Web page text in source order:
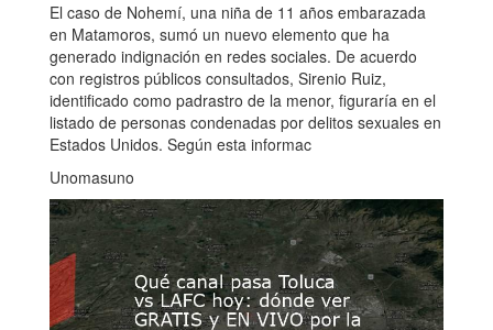
El caso de Nohemí, una niña de 11 años embarazada
en Matamoros, sumó un nuevo elemento que ha
generado indignación en redes sociales. De acuerdo
con registros públicos consultados, Sirenio Ruiz,
identificado como padrastro de la menor, figuraría en el
listado de personas condenadas por delitos sexuales en
Estados Unidos. Según esta informac
Unomasuno